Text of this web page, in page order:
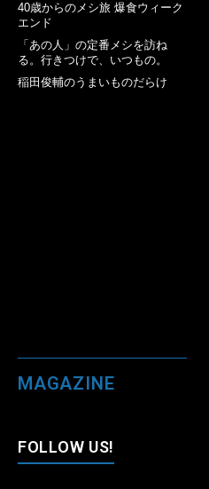
40歳からのメシ旅 爆食ウィーク
エンド
「あの人」の定番メシを訪ね
る。行きつけで、いつもの。
稲田俊輔のうまいものだらけ
MAGAZINE
FOLLOW US!